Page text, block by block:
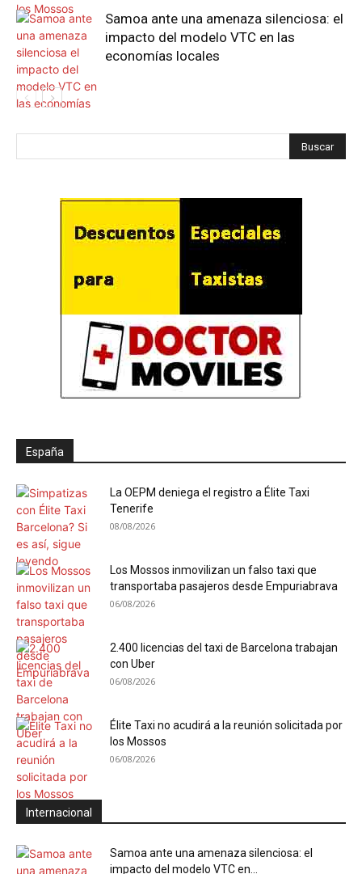
Samoa ante una amenaza silenciosa: el
impacto del modelo VTC en las
economías locales
España
La OEPM deniega el registro a Élite Taxi
Tenerife
08/08/2026
Los Mossos inmovilizan un falso taxi que
transportaba pasajeros desde Empuriabrava
06/08/2026
2.400 licencias del taxi de Barcelona trabajan
con Uber
06/08/2026
Élite Taxi no acudirá a la reunión solicitada por
los Mossos
06/08/2026
Internacional
Samoa ante una amenaza silenciosa: el
impacto del modelo VTC en...